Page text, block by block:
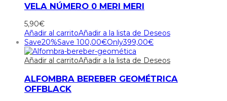
VELA NÚMERO 0 MERI MERI
5,90€
Añadir al carritoAñadir a la lista de Deseos
Save20%Save 100,00€Only399,00€
Añadir al carritoAñadir a la lista de Deseos
ALFOMBRA BEREBER GEOMÉTRICA
OFFBLACK